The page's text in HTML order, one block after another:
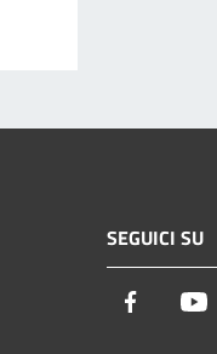
SEGUICI SU
Facebook